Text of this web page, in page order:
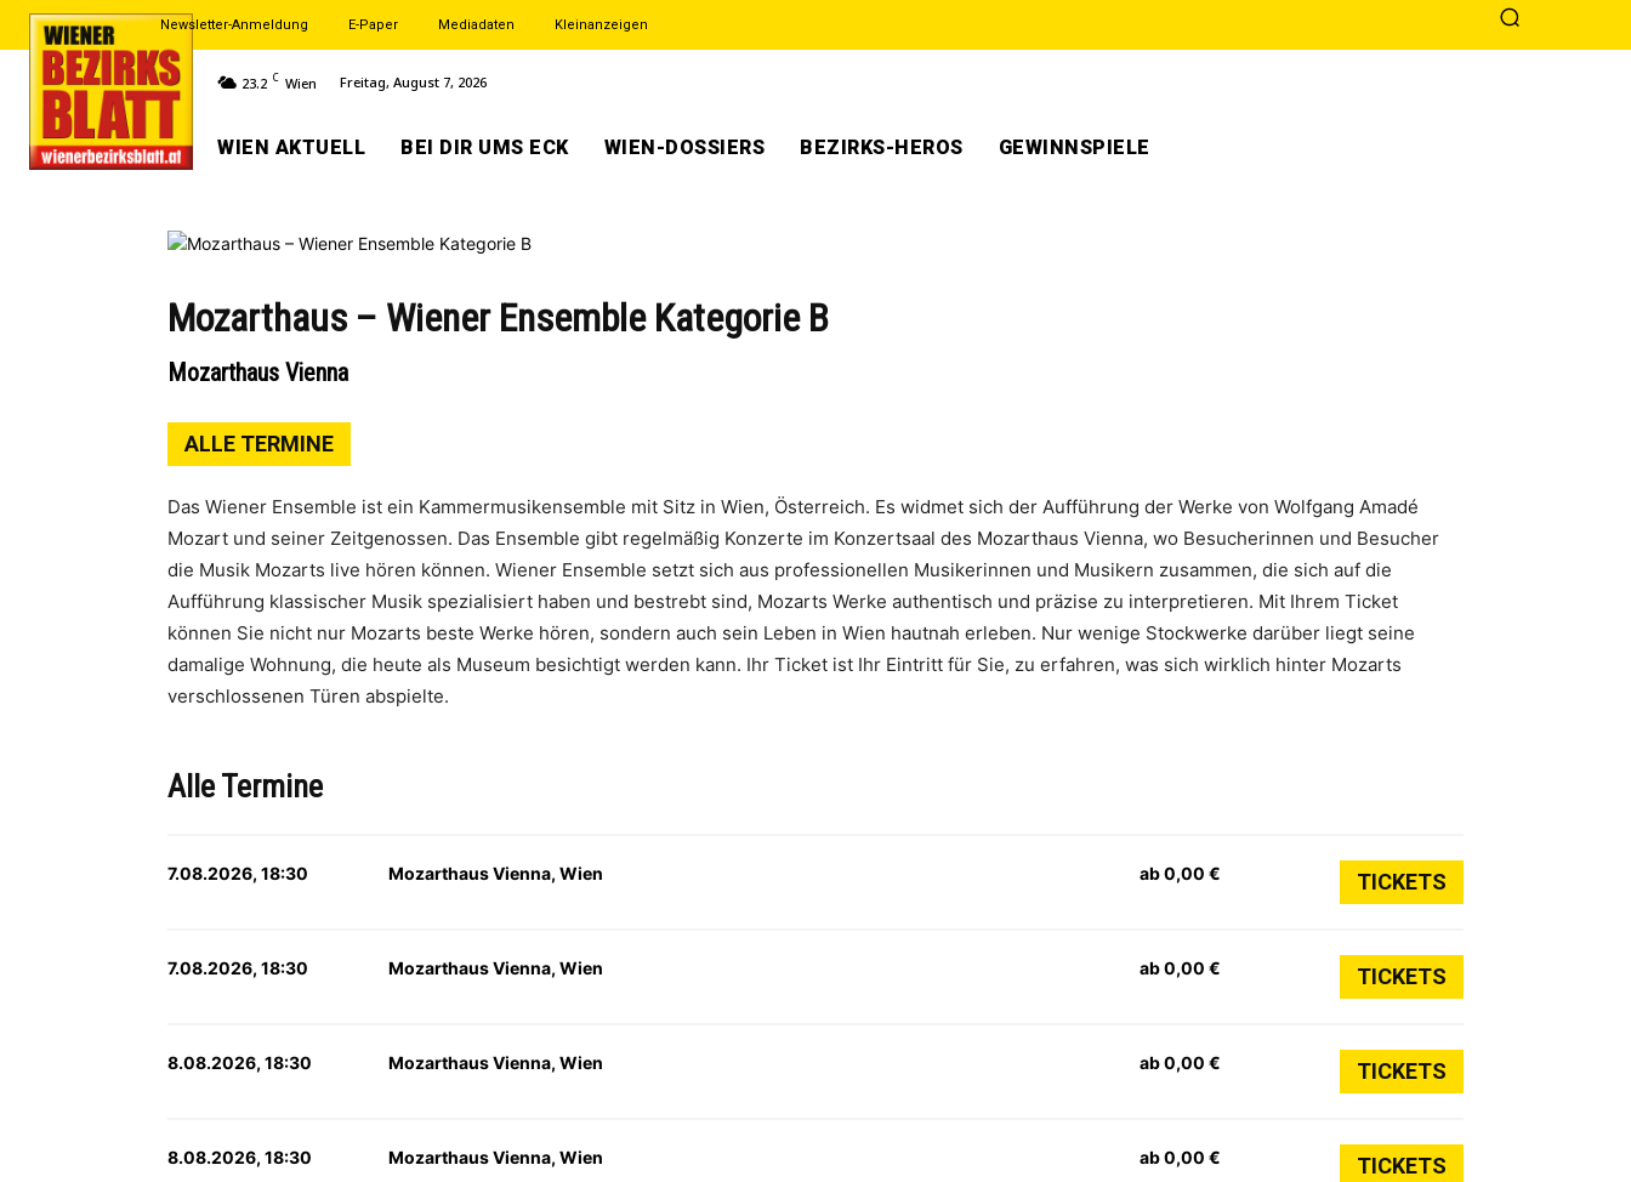
Newsletter-Anmeldung E-Paper Mediadaten Kleinanzeigen
23.2 C Wien Freitag, August 7, 2026
WIEN AKTUELL BEI DIR UMS ECK WIEN-DOSSIERS BEZIRKS-HEROS GEWINNSPIELE
Mozarthaus – Wiener Ensemble Kategorie B
Mozarthaus Vienna
ALLE TERMINE
Das Wiener Ensemble ist ein Kammermusikensemble mit Sitz in Wien, Österreich. Es widmet sich der Aufführung der Werke von Wolfgang Amadé
Mozart und seiner Zeitgenossen. Das Ensemble gibt regelmäßig Konzerte im Konzertsaal des Mozarthaus Vienna, wo Besucherinnen und Besucher
die Musik Mozarts live hören können. Wiener Ensemble setzt sich aus professionellen Musikerinnen und Musikern zusammen, die sich auf die
Aufführung klassischer Musik spezialisiert haben und bestrebt sind, Mozarts Werke authentisch und präzise zu interpretieren. Mit Ihrem Ticket
können Sie nicht nur Mozarts beste Werke hören, sondern auch sein Leben in Wien hautnah erleben. Nur wenige Stockwerke darüber liegt seine
damalige Wohnung, die heute als Museum besichtigt werden kann. Ihr Ticket ist Ihr Eintritt für Sie, zu erfahren, was sich wirklich hinter Mozarts
verschlossenen Türen abspielte.
Alle Termine
7.08.2026, 18:30 Mozarthaus Vienna, Wien ab 0,00 € TICKETS
7.08.2026, 18:30 Mozarthaus Vienna, Wien ab 0,00 € TICKETS
8.08.2026, 18:30 Mozarthaus Vienna, Wien ab 0,00 € TICKETS
8.08.2026, 18:30 Mozarthaus Vienna, Wien ab 0,00 € TICKETS